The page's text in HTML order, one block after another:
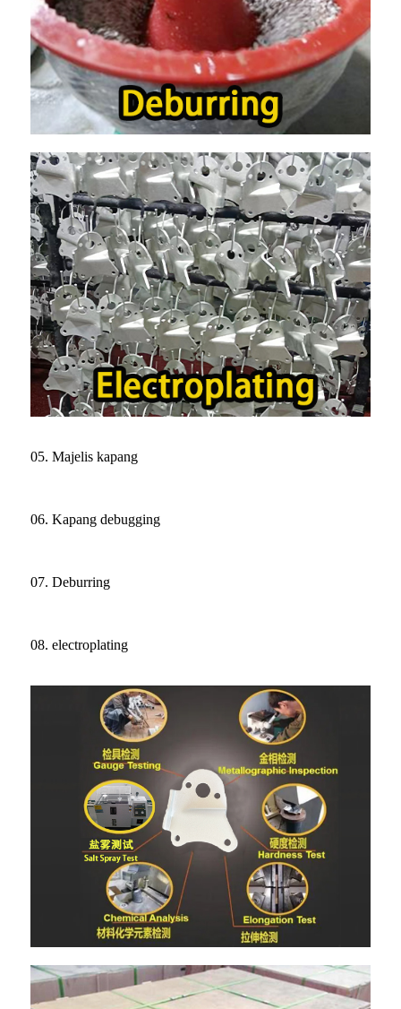
05. Majelis kapang
06. Kapang debugging
07. Deburring
08. electroplating